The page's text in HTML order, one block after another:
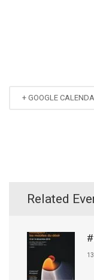
+ GOOGLE
Related